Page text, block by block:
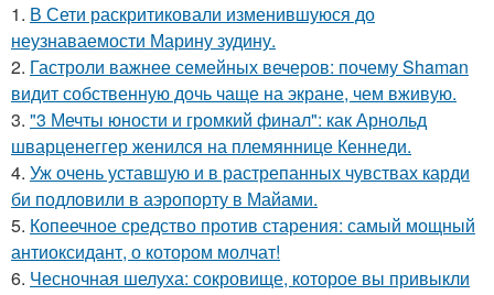
1. В Сети раскритиковали изменившуюся до
неузнаваемости Марину зудину.
2. Гастроли важнее семейных вечеров: почему Shaman
видит собственную дочь чаще на экране, чем вживую.
3. "3 Мечты юности и громкий финал": как Арнольд
шварценеггер женился на племяннице Кеннеди.
4. Уж очень уставшую и в растрепанных чувствах карди
би подловили в аэропорту в Майами.
5. Копеечное средство против старения: самый мощный
антиоксидант, о котором молчат!
6. Чесночная шелуха: сокровище, которое вы привыкли